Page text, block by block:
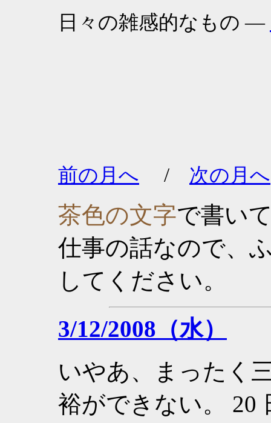
日々の雑感的なもの ―
前の月へ / 次の月へ
茶色の文字で書い
仕事の話なので、
してください。
3/12/2008（水）
いやあ、まったく
裕ができない。 20